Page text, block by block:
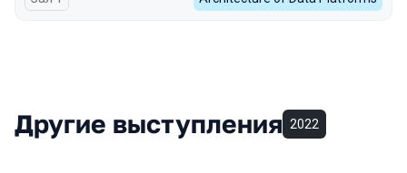
Другие выступления 2022